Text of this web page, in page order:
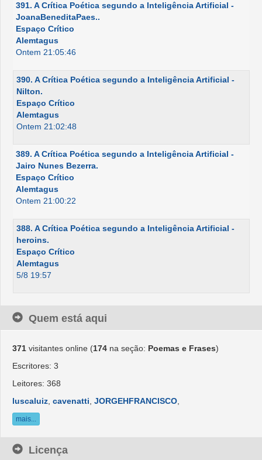
391. A Crítica Poética segundo a Inteligência Artificial -
JoanaBeneditaPaes..
Espaço Crítico
Alemtagus
Ontem 21:05:46
390. A Crítica Poética segundo a Inteligência Artificial -
Nilton.
Espaço Crítico
Alemtagus
Ontem 21:02:48
389. A Crítica Poética segundo a Inteligência Artificial -
Jairo Nunes Bezerra.
Espaço Crítico
Alemtagus
Ontem 21:00:22
388. A Crítica Poética segundo a Inteligência Artificial -
heroins.
Espaço Crítico
Alemtagus
5/8 19:57
Quem está aqui
371 visitantes online (174 na seção: Poemas e Frases)
Escritores: 3
Leitores: 368
luscaluiz cavenatti JORGEHFRANCISCO
mais...
Licença